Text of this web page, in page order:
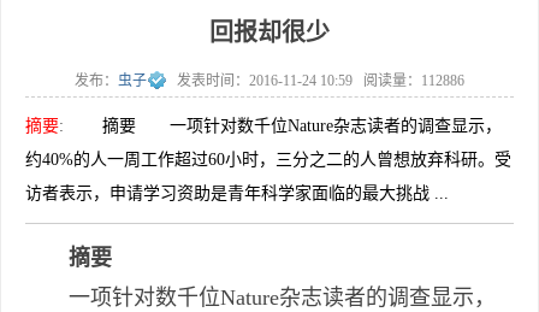
回报却很少
发布： 虫子 发表时间： 2016-11-24 10:59 阅读量： 112886
摘要:
摘要 一项针对数千位Nature杂志读者的调查显示，
约40%的人一周工作超过60小时，三分之二的人曾想放弃科研。受
访者表示，申请学习资助是青年科学家面临的最大挑战 ...
摘要
一项针对数千位Nature杂志读者的调查显示，